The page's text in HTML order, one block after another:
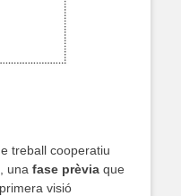
treball cooperatiu
una fase prèvia que
visió